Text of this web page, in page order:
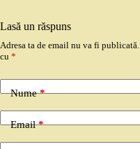
Lasă un răspuns
Adresa ta de email nu va fi publicată.
cu *
Nume*
Email*